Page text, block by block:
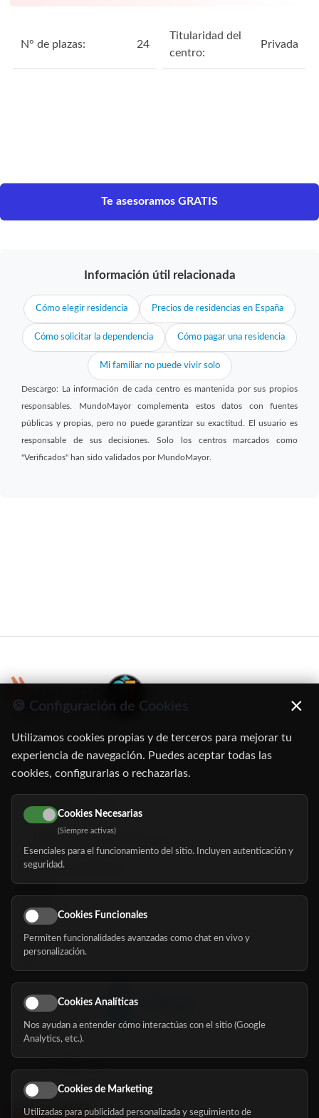
N° de plazas: 24
Titularidad del
centro:
Privada
Te asesoramos GRATIS
Información útil relacionada
Cómo elegir residencia Precios de residencias en España
Cómo solicitar la dependencia Cómo pagar una residencia
Mi familiar no puede vivir solo
Descargo: La información de cada centro es mantenida por sus propios
responsables. MundoMayor complementa estos datos con fuentes
públicas y propias, pero no puede garantizar su exactitud. El usuario es
responsable de sus decisiones. Solo los centros marcados como
"Verificados" han sido validados por MundoMayor.
C/ Oruro, 11. 28016 Madrid
91 345 06 26
616 113 103
hola@mundomayor.com
Buscador de residencias
Eventos
Nosotros
Síguenos
🍪 Configuración de Cookies ×
Utilizamos cookies propias y de terceros para mejorar tu
experiencia de navegación. Puedes aceptar todas las
cookies, configurarlas o rechazarlas.
Cookies Necesarias
(Siempre activas)
Esenciales para el funcionamiento del sitio. Incluyen autenticación y
seguridad.
Cookies Funcionales
Permiten funcionalidades avanzadas como chat en vivo y
personalización.
Cookies Analíticas
Nos ayudan a entender cómo interactúas con el sitio (Google
Analytics, etc.).
Cookies de Marketing
Utilizadas para publicidad personalizada y seguimiento de